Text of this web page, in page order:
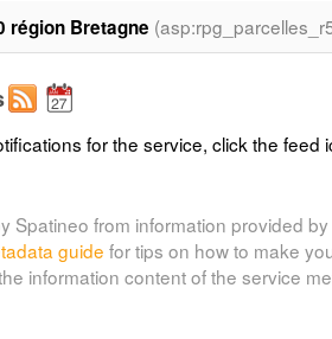
région Bretagne
la politique agricole commune en
parcellaire graphique (RPG)
la politique agricole commune en
parcellaire graphique est une base
référence à l'instruction des aides de
for the service, click the feed
Spatineo from information provided
guide for tips on how to make
information content of the service